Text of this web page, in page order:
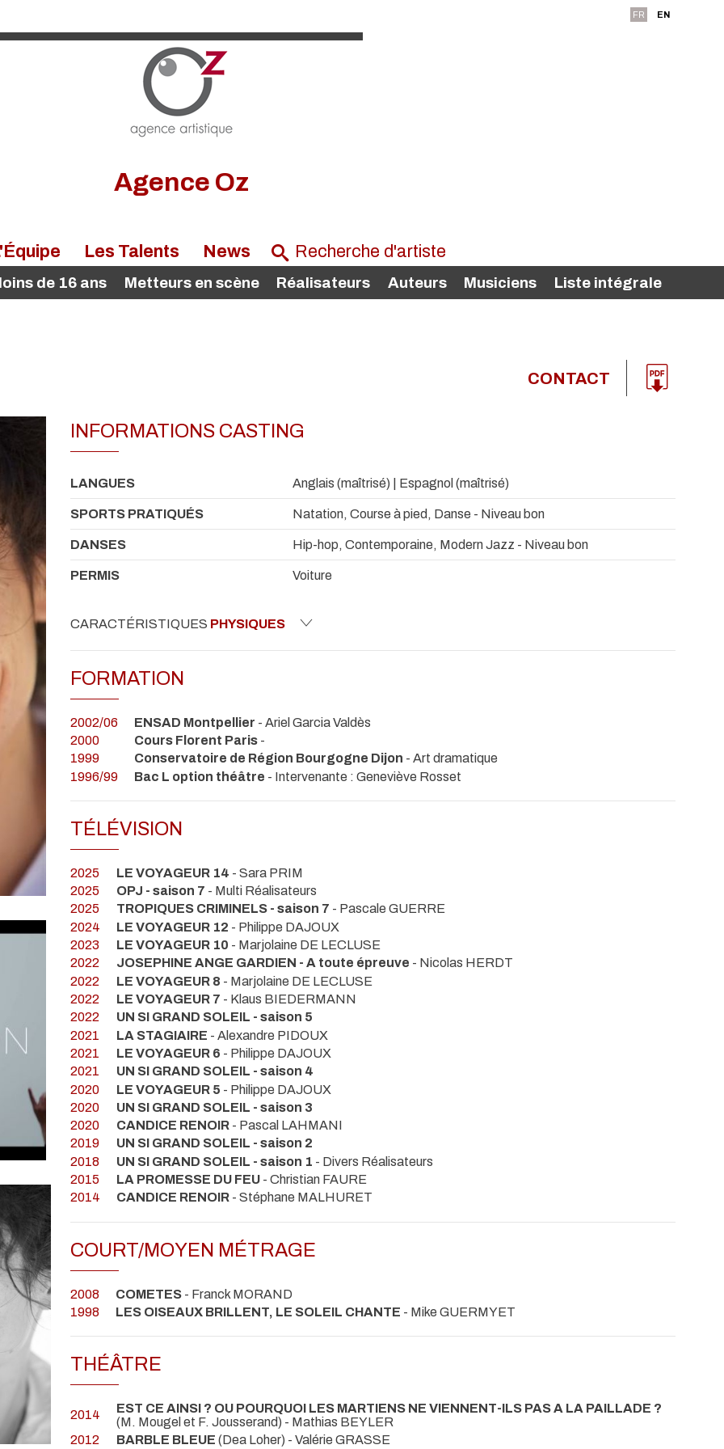
FR EN
Agence Oz
Les Talents
de 16 ans Metteurs en scène Réalisateurs Auteurs Musiciens Liste intégrale
News
CONTACT
INFORMATIONS CASTING
LANGUES Anglais (maîtrisé) | Espagnol (maîtrisé)
SPORTS PRATIQUÉS Natation, Course à pied, Danse - Niveau bon
DANSES Hip-hop, Contemporaine, Modern Jazz - Niveau bon
PERMIS Voiture
CARACTÉRISTIQUES PHYSIQUES
FORMATION
2002/06 ENSAD Montpellier - Ariel Garcia Valdès
2000
Cours Florent Paris -
1999
Conservatoire de Région Bourgogne Dijon - Art dramatique
1996/99
Bac L option théâtre - Intervenante : Geneviève Rosset
TÉLÉVISION
2025 LE VOYAGEUR 14 - Sara PRIM
2025
OPJ - saison 7 - Multi Réalisateurs
2025
TROPIQUES CRIMINELS - saison 7 - Pascale GUERRE
2024
LE VOYAGEUR 12 - Philippe DAJOUX
2023
LE VOYAGEUR 10 - Marjolaine DE LECLUSE
2022
JOSEPHINE ANGE GARDIEN - A toute épreuve - Nicolas HERDT
2022
LE VOYAGEUR 8 - Marjolaine DE LECLUSE
2022
LE VOYAGEUR 7 - Klaus BIEDERMANN
2022
UN SI GRAND SOLEIL - saison 5
2021
LA STAGIAIRE - Alexandre PIDOUX
2021
LE VOYAGEUR 6 - Philippe DAJOUX
2021
UN SI GRAND SOLEIL - saison 4
2020
LE VOYAGEUR 5 - Philippe DAJOUX
2020
UN SI GRAND SOLEIL - saison 3
2020
CANDICE RENOIR - Pascal LAHMANI
2019
UN SI GRAND SOLEIL - saison 2
2018
UN SI GRAND SOLEIL - saison 1 - Divers Réalisateurs
2015
LA PROMESSE DU FEU - Christian FAURE
2014
CANDICE RENOIR - Stéphane MALHURET
COURT/MOYEN MÉTRAGE
2008 COMETES - Franck MORAND
1998
LES OISEAUX BRILLENT, LE SOLEIL CHANTE - Mike GUERMYET
THÉÂTRE
2014
EST CE AINSI ? OU POURQUOI LES MARTIENS NE VIENNENT-ILS PAS A LA PAILLADE ?
(M. Mougel et F. Jousserand) - Mathias BEYLER
2012
BARBLE BLEUE (Dea Loher) - Valérie GRASSE